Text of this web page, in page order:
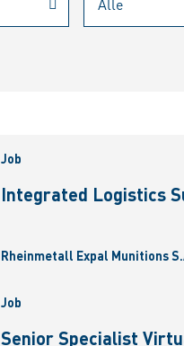
Job
Integrated Logistics
Rheinmetall Expal Munitions
Job
Senior Specialist